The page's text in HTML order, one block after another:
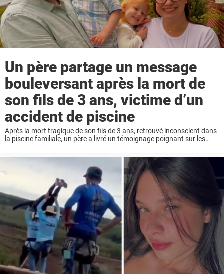
Un père partage un message
bouleversant après la mort de
son fils de 3 ans, victime d’un
accident de piscine
Après la mort tragique de son fils de 3 ans, retrouvé inconscient dans
la piscine familiale, un père a livré un témoignage poignant sur les